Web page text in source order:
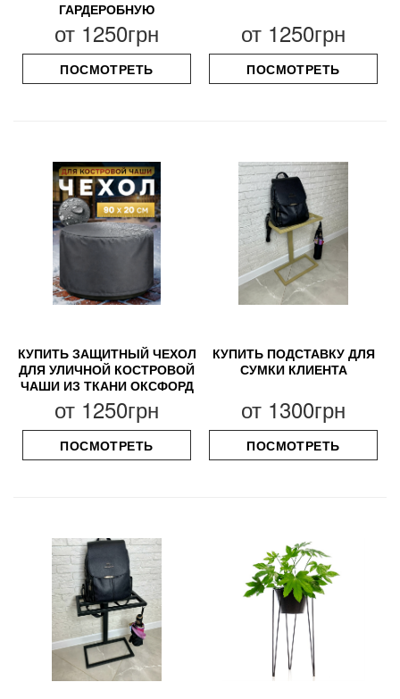
ГАРДЕРОБНУЮ
от 1250грн
ПОСМОТРЕТЬ
от 1250грн
ПОСМОТРЕТЬ
КУПИТЬ ЗАЩИТНЫЙ ЧЕХОЛ
ДЛЯ УЛИЧНОЙ КОСТРОВОЙ
ЧАШИ ИЗ ТКАНИ ОКСФОРД
от 1250грн
ПОСМОТРЕТЬ
КУПИТЬ ПОДСТАВКУ ДЛЯ
СУМКИ КЛИЕНТА
от 1300грн
ПОСМОТРЕТЬ